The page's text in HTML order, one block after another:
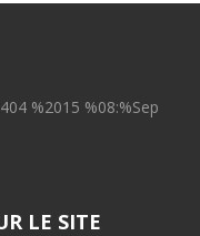
%2015 %08:%Sep
LE SITE